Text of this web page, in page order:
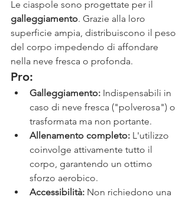
Le ciaspole sono progettate per il
galleggiamento. Grazie alla loro
superficie ampia, distribuiscono il peso
del corpo impedendo di affondare
nella neve fresca o profonda.
Pro:
Galleggiamento: Indispensabili in
caso di neve fresca ("polverosa") o
trasformata ma non portante.
Allenamento completo: L'utilizzo
coinvolge attivamente tutto il
corpo, garantendo un ottimo
sforzo aerobico.
Accessibilità: Non richiedono una